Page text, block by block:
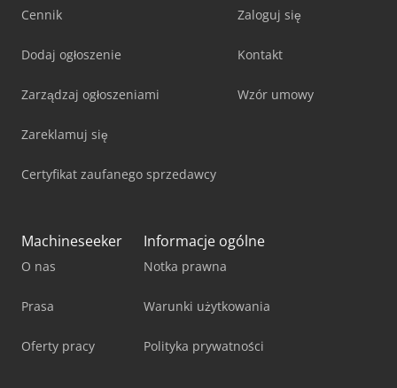
Cennik
Dodaj ogłoszenie
Zarządzaj ogłoszeniami
Zareklamuj się
Certyfikat zaufanego sprzedawcy
Zaloguj się
Kontakt
Wzór umowy
Machineseeker
O nas
Prasa
Oferty pracy
Informacje ogólne
Notka prawna
Warunki użytkowania
Polityka prywatności